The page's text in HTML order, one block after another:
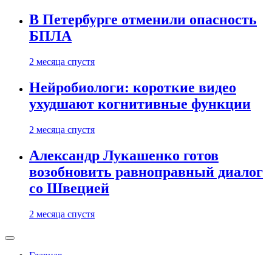
В Петербурге отменили опасность
БПЛА
2 месяца спустя
Нейробиологи: короткие видео
ухудшают когнитивные функции
2 месяца спустя
Александр Лукашенко готов
возобновить равноправный диалог
со Швецией
2 месяца спустя